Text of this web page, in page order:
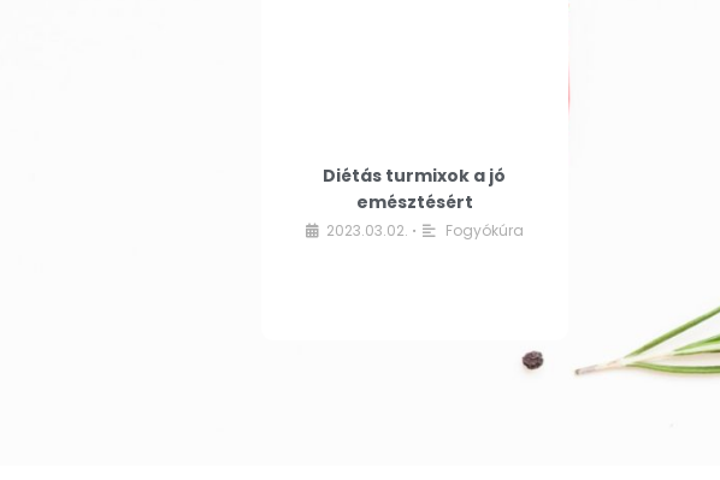
Diétás turmixok a jó
emésztésért
2023.03.02. • Fogyókúra